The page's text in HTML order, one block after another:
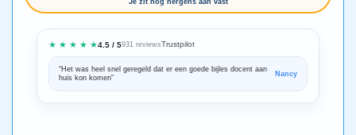
Je zit nog nergens aan vast
★ ★ ★ ★ ★4.5 / 5931 reviewsTrustpilot
“Het was heel snel geregeld dat er een goede bijles docent aan
huis kon komen”
Nancy